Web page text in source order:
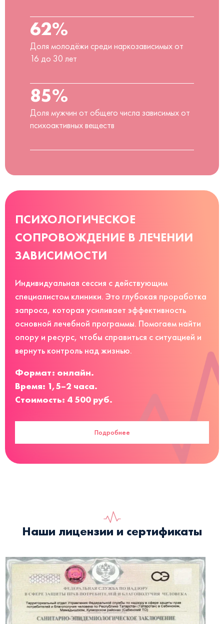
62%
Доля молодёжи среди наркозависимых от
16 до 30 лет
85%
Доля мужчин от общего числа зависимых от
психоактивных веществ
ПСИХОЛОГИЧЕСКОЕ
СОПРОВОЖДЕНИЕ В ЛЕЧЕНИИ
ЗАВИСИМОСТИ
Индивидуальная сессия с действующим
специалистом клиники. Это глубокая проработка
запроса, которая усиливает эффективность
основной лечебной программы. Помогаем найти
опору и ресурс, чтобы справиться с ситуацией и
вернуть контроль над жизнью.
Формат: онлайн.
Время: 1,5–2 часа.
Стоимость: 4 500 руб.
Подробнее
Наши лицензии и сертификаты